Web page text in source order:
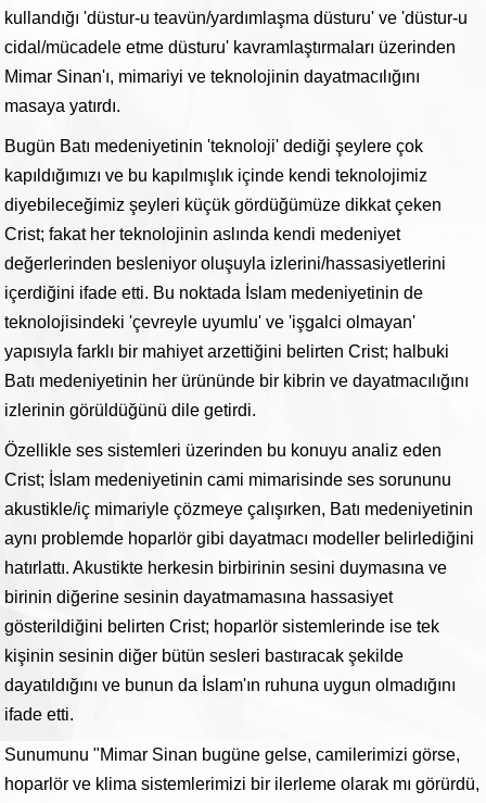
kullandığı 'düstur-u teavün/yardımlaşma düsturu' ve 'düstur-u
cidal/mücadele etme düsturu' kavramlaştırmaları üzerinden
Mimar Sinan'ı, mimariyi ve teknolojinin dayatmacılığını
masaya yatırdı.
Bugün Batı medeniyetinin 'teknoloji' dediği şeylere çok
kapıldığımızı ve bu kapılmışlık içinde kendi teknolojimiz
diyebileceğimiz şeyleri küçük gördüğümüze dikkat çeken
Crist; fakat her teknolojinin aslında kendi medeniyet
değerlerinden besleniyor oluşuyla izlerini/hassasiyetlerini
içerdiğini ifade etti. Bu noktada İslam medeniyetinin de
teknolojisindeki 'çevreyle uyumlu' ve 'işgalci olmayan'
yapısıyla farklı bir mahiyet arzettiğini belirten Crist; halbuki
Batı medeniyetinin her ürününde bir kibrin ve dayatmacılığını
izlerinin görüldüğünü dile getirdi.
Özellikle ses sistemleri üzerinden bu konuyu analiz eden
Crist; İslam medeniyetinin cami mimarisinde ses sorununu
akustikle/iç mimariyle çözmeye çalışırken, Batı medeniyetinin
aynı problemde hoparlör gibi dayatmacı modeller belirlediğini
hatırlattı. Akustikte herkesin birbirinin sesini duymasına ve
birinin diğerine sesinin dayatmamasına hassasiyet
gösterildiğini belirten Crist; hoparlör sistemlerinde ise tek
kişinin sesinin diğer bütün sesleri bastıracak şekilde
dayatıldığını ve bunun da İslam'ın ruhuna uygun olmadığını
ifade etti.
Sunumunu "Mimar Sinan bugüne gelse, camilerimizi görse,
hoparlör ve klima sistemlerimizi bir ilerleme olarak mı görürdü,